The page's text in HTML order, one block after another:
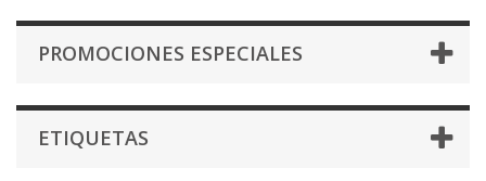
PROMOCIONES ESPECIALES
ETIQUETAS